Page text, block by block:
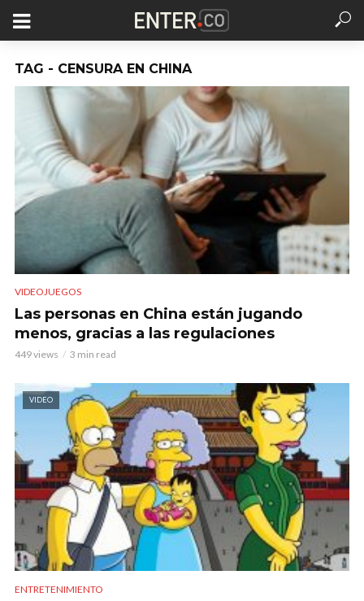
TAG - CENSURA EN CHINA
VIDEOJUEGOS
Las personas en China están jugando
menos, gracias a las regulaciones
449 views 3 min read
VIDEO
ENTRETENIMIENTO